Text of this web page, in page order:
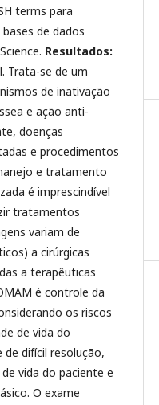
terms para
de dados
Resultados:
Trata-se de um
de inativação
e ação anti-
doenças
e procedimentos
e tratamento
é imprescindível
tratamentos
variam de
a cirúrgicas
a terapêuticas
é controle da
os riscos
de vida do
de difícil resolução,
vida do paciente e
O exame